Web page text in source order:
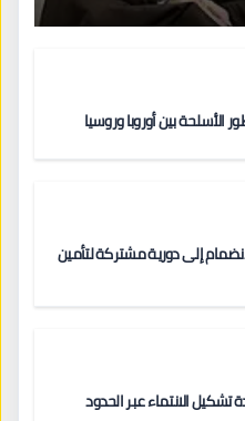
الأسلحة بين أوروبا وروسيا
إلى دورية مشتركة لتأمين
تشكيل الانتماء عبر الحدود